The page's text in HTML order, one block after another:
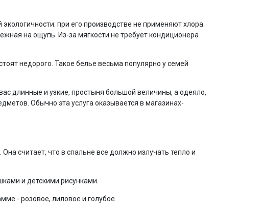
при его производстве не применяют хлора.
на ощупь. Из-за мягкости не требует кондиционера
недорого. Такое белье весьма популярно у семей
длинные и узкие, простыня большой величины, а одеяло,
Обычно эта услуга оказывается в магазинах-
считает, что в спальне все должно излучать тепло и
и детскими рисунками.
- розовое, лиловое и голубое.